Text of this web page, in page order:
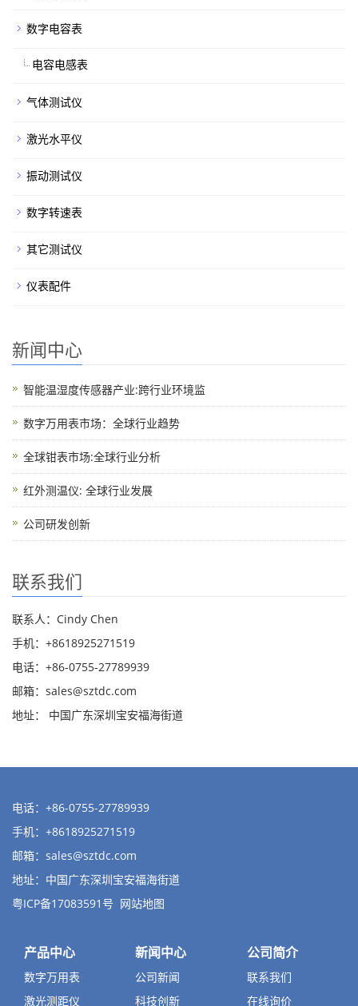
数字电容表
电容电感表
气体测试仪
激光水平仪
振动测试仪
数字转速表
其它测试仪
仪表配件
新闻中心
智能温湿度传感器产业:跨行业环境监
数字万用表市场：全球行业趋势
全球钳表市场:全球行业分析
红外测温仪: 全球行业发展
公司研发创新
联系我们
联系人：Cindy Chen
手机：+8618925271519
电话：+86-0755-27789939
邮箱： sales@sztdc.com
地址： 中国广东深圳宝安福海街道
电话：+86-0755-27789939
手机：+8618925271519
邮箱： sales@sztdc.com
地址：中国广东深圳宝安福海街道
粤ICP备17083591号 网站地图
产品中心
数字万用表
激光测距仪
新闻中心
公司新闻
科技创新
公司简介
联系我们
在线询价